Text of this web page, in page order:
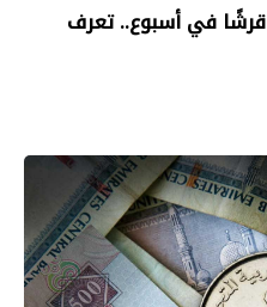
الدرهم الإماراتي يتراجع 37 قرشًا في أسبوع.. تعرف